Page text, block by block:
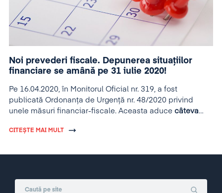
Noi prevederi fiscale. Depunerea situațiilor
financiare se amână pe 31 iulie 2020!
Pe 16.04.2020, în Monitorul Oficial nr. 319, a fost
publicată Ordonanța de Urgență nr. 48/2020 privind
unele măsuri financiar-fiscale. Aceasta aduce câteva
CITEȘTE MAI MULT